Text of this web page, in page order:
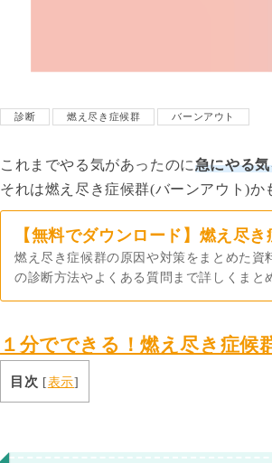
診断 燃え尽き症候群 バーンアウト
これまでやる気があったのに急にやる
それは燃え尽き症候群(バーンアウト)か
【無料でダウンロード】燃え尽
燃え尽き症候群の原因や対策をまとめた
の診断方法やよくある質問まで詳しくまと
１分でできる！燃え尽き症候
目次 [表示]